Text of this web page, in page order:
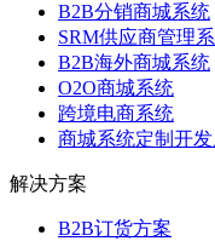
B2B分销商城系统
SRM供应商管理
B2B海外商城系统
O2O商城系统
跨境电商系统
商城系统定制开
解决方案
B2B订货方案